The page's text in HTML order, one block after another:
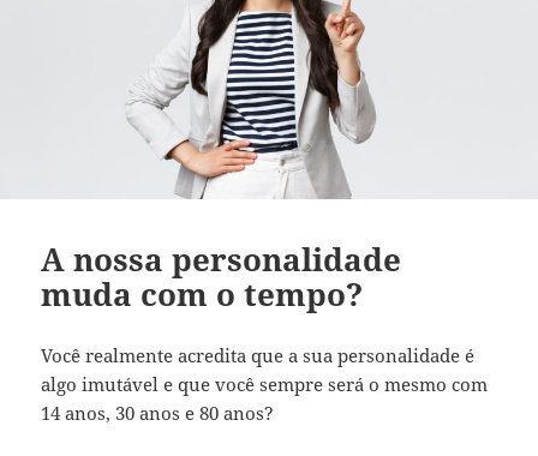
A nossa personalidade
muda com o tempo?
Você realmente acredita que a sua personalidade é
algo imutável e que você sempre será o mesmo com
14 anos, 30 anos e 80 anos?